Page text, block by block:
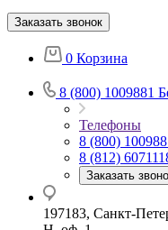
Заказать звонок
0 Корзина
8 (800) 1009881
Телефоны
8 (800)
8 (812)
Заказать
197183, Санкт-